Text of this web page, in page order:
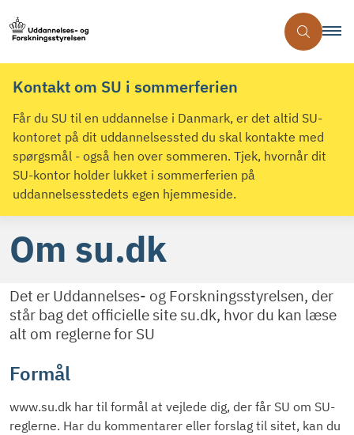
Kontakt om SU i sommerferien
Får du SU til en uddannelse i Danmark, er det altid SU-
kontoret på dit uddannelsessted du skal kontakte med
spørgsmål - også hen over sommeren. Tjek, hvornår dit
SU-kontor holder lukket i sommerferien på
uddannelsesstedets egen hjemmeside.
Om su.dk
Det er Uddannelses- og Forskningsstyrelsen, der
står bag det officielle site su.dk, hvor du kan læse
alt om reglerne for SU
Formål
www.su.dk har til formål at vejlede dig, der får SU om SU-
reglerne. Har du kommentarer eller forslag til sitet, kan du